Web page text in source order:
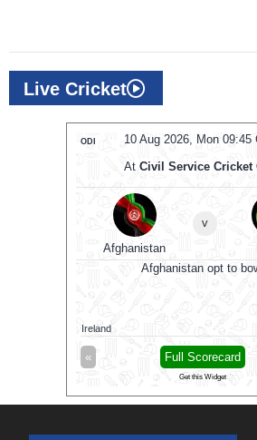
Live Cricket
10 Aug 2026, Mon 09:45
ODI
At Civil Service Cricket
Afghanistan
v
Afghanistan opt to
Ireland
« Full Scorecard
Get this Widget